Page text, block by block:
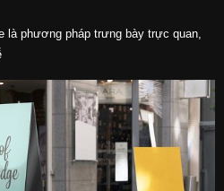
là phương pháp trưng bày trực quan,